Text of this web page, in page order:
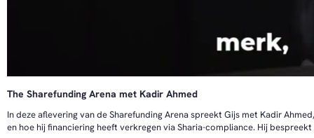
The Sharefunding Arena met Kadir Ahmed
In deze aflevering van de Sharefunding Arena spreekt Gijs met Kadir
en hoe hij financiering heeft verkregen via Sharia-compliance. Hij